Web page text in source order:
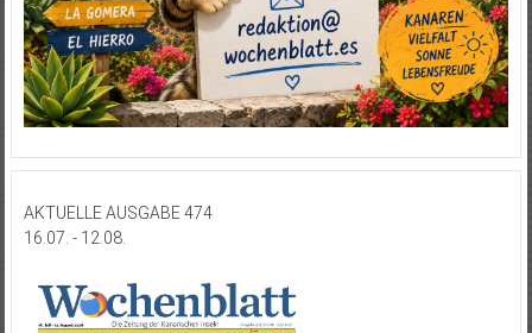
AKTUELLE AUSGABE 474
16.07. - 12.08.